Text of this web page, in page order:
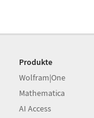
Produkte
Wolfram|One
Mathematica
AI Access